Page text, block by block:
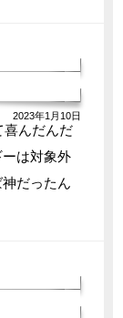
2023年1月10日
喜んだんだ
は対象外
だったん